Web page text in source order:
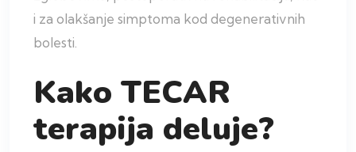
i za olakšanje simptoma kod degenerativnih
bolesti.
Kako TECAR
terapija deluje?